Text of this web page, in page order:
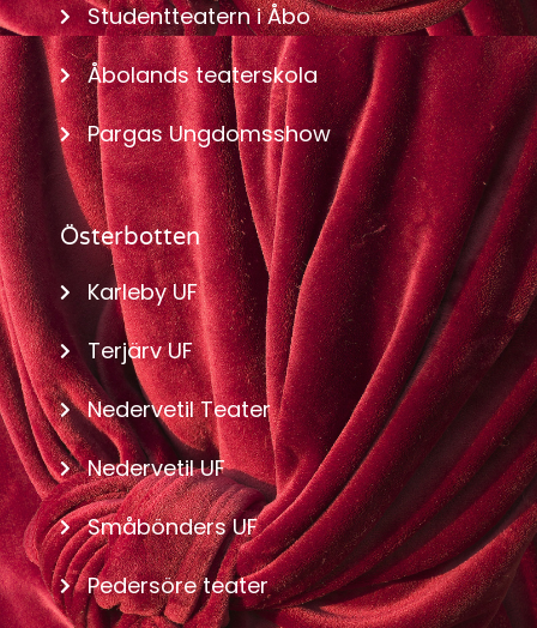
Studentteatern i Åbo
Åbolands teaterskola
Pargas Ungdomsshow
Österbotten
Karleby UF
Terjärv UF
Nedervetil Teater
Nedervetil UF
Småbönders UF
Pedersöre teater